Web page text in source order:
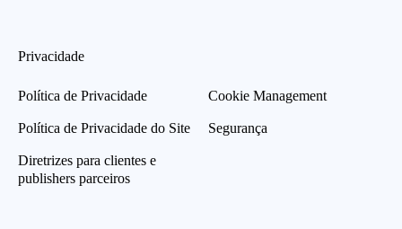
Privacidade
Política de Privacidade
Política de Privacidade do Site
Diretrizes para clientes e
publishers parceiros
Cookie Management
Segurança